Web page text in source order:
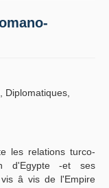
Diplomatiques,
les relations turco-
d'Egypte -et ses
â vis de l'Empire